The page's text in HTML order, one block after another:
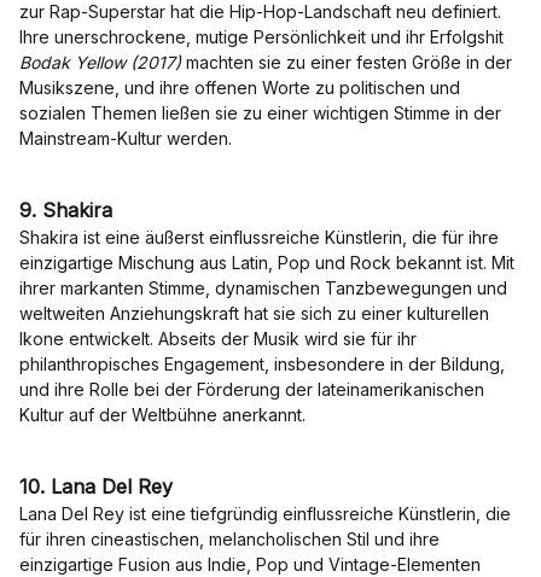
zur Rap-Superstar hat die Hip-Hop-Landschaft neu definiert.
Ihre unerschrockene, mutige Persönlichkeit und ihr Erfolgshit
Bodak Yellow (2017)machten sie zu einer festen Größe in der
Musikszene, und ihre offenen Worte zu politischen und
sozialen Themen ließen sie zu einer wichtigen Stimme in der
Mainstream-Kultur werden.
9. Shakira
Shakira ist eine äußerst einflussreiche Künstlerin, die für ihre
einzigartige Mischung aus Latin, Pop und Rock bekannt ist. Mit
ihrer markanten Stimme, dynamischen Tanzbewegungen und
weltweiten Anziehungskraft hat sie sich zu einer kulturellen
Ikone entwickelt. Abseits der Musik wird sie für ihr
philanthropisches Engagement, insbesondere in der Bildung,
und ihre Rolle bei der Förderung der lateinamerikanischen
Kultur auf der Weltbühne anerkannt.
10. Lana Del Rey
Lana Del Rey ist eine tiefgründig einflussreiche Künstlerin, die
für ihren cineastischen, melancholischen Stil und ihre
einzigartige Fusion aus Indie, Pop und Vintage-Elementen